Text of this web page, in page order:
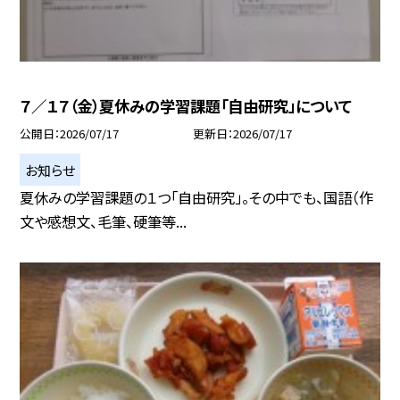
７／１７（金）夏休みの学習課題「自由研究」について
公開日 2026/07/17 更新日 2026/07/17
お知らせ
夏休みの学習課題の１つ「自由研究」。その中でも、国語（作
文や感想文、毛筆、硬筆等...